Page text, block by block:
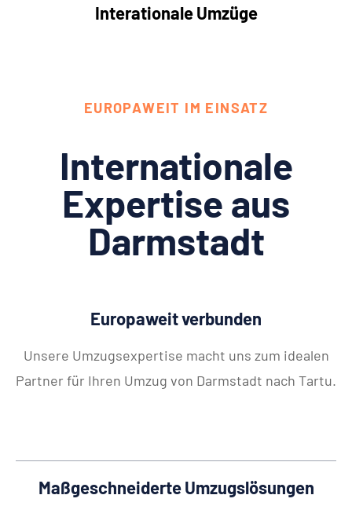
Interationale Umzüge
EUROPAWEIT IM EINSATZ
Internationale
Expertise aus
Darmstadt
Europaweit verbunden
Unsere Umzugsexpertise macht uns zum idealen
Partner für Ihren Umzug von Darmstadt nach Tartu.
Maßgeschneiderte Umzugslösungen